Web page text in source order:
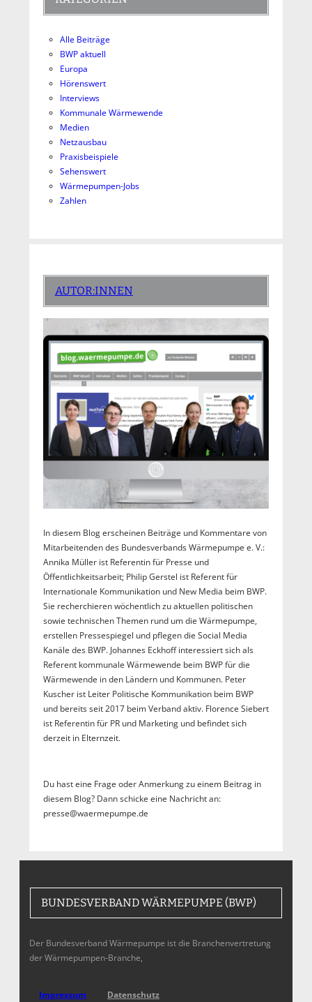
Alle Beiträge
BWP aktuell
Europa
Hörenswert
Interviews
Kommunale Wärmewende
Medien
Netzausbau
Praxisbeispiele
Sehenswert
Wärmepumpen-Jobs
Zahlen
AUTOR:INNEN
In diesem Blog erscheinen Beiträge und Kommentare von
Mitarbeitenden des Bundesverbands Wärmepumpe e. V.:
Annika Müller ist Referentin für Presse und
Öffentlichkeitsarbeit; Philip Gerstel ist Referent für
Internationale Kommunikation und New Media beim BWP.
Sie recherchieren wöchentlich zu aktuellen politischen
sowie technischen Themen rund um die Wärmepumpe,
erstellen Pressespiegel und pflegen die Social Media
Kanäle des BWP. Johannes Eckhoff interessiert sich als
Referent kommunale Wärmewende beim BWP für die
Wärmewende in den Ländern und Kommunen. Peter
Kuscher ist Leiter Politische Kommunikation beim BWP
und bereits seit 2017 beim Verband aktiv. Florence Siebert
ist Referentin für PR und Marketing und befindet sich
derzeit in Elternzeit.
Du hast eine Frage oder Anmerkung zu einem Beitrag in
diesem Blog? Dann schicke eine Nachricht an:
presse@waermepumpe.de
BUNDESVERBAND WÄRMEPUMPE (BWP)
Der Bundesverband Wärmepumpe ist die Branchenvertretung
der Wärmepumpen-Branche,
Impressum Datenschutz